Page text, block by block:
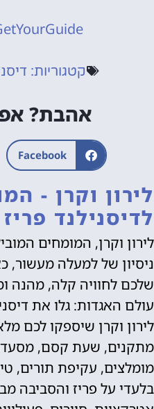
קטגוריות:
אהבת?
Facebook
לירון וקרן -
לדיסנילנד פריז
לירון וקרן, המומחים
ניסיון של למעלה מעשור,
שלכם לחוויה קלה, מהנה
עולם האגדות: גלו את
לירון וקרן שיספקו לכם
מתקנים, שעת קסם,
מומלצים, עקיפת תורים,
בלעדי על פריז והסביבה